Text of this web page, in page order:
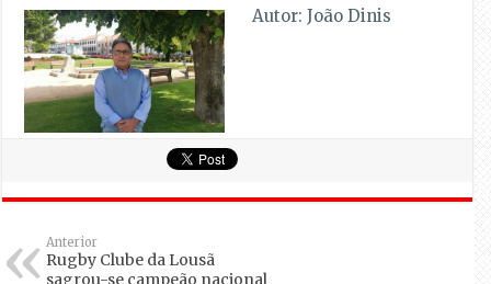
Autor: João Dinis
Anterior
Rugby Clube da Lousã
sagrou-se campeão nacional